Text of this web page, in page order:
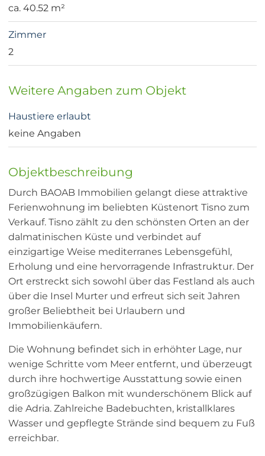
ca. 40.52 m²
Zimmer
2
Weitere Angaben zum Objekt
Haustiere erlaubt
keine Angaben
Objektbeschreibung
Durch BAOAB Immobilien gelangt diese attraktive
Ferienwohnung im beliebten Küstenort Tisno zum
Verkauf. Tisno zählt zu den schönsten Orten an der
dalmatinischen Küste und verbindet auf
einzigartige Weise mediterranes Lebensgefühl,
Erholung und eine hervorragende Infrastruktur. Der
Ort erstreckt sich sowohl über das Festland als auch
über die Insel Murter und erfreut sich seit Jahren
großer Beliebtheit bei Urlaubern und
Immobilienkäufern.
Die Wohnung befindet sich in erhöhter Lage, nur
wenige Schritte vom Meer entfernt, und überzeugt
durch ihre hochwertige Ausstattung sowie einen
großzügigen Balkon mit wunderschönem Blick auf
die Adria. Zahlreiche Badebuchten, kristallklares
Wasser und gepflegte Strände sind bequem zu Fuß
erreichbar.